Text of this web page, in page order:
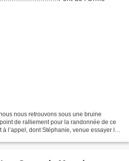
nous retrouvons sous une bruine
de ralliement pour la randonnée de ce
l’appel, dont Stéphanie, venue essayer la